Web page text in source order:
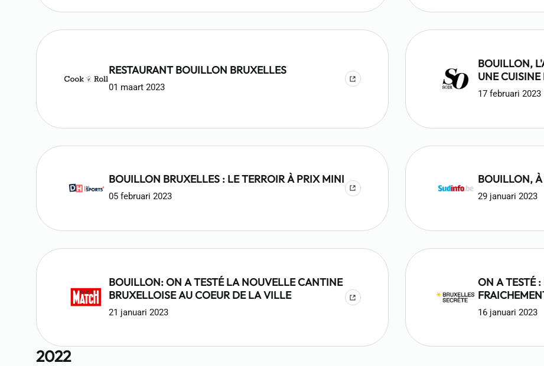
RESTAURANT BOUILLON BRUXELLES
01 maart 2023
BOUILLON,
UNE
COEUR DE
17 februari 2023
BOUILLON BRUXELLES : LE TERROIR À PRIX MINI
05 februari 2023
BOUILLON,
29 januari 2023
BOUILLON: ON A TESTÉ LA NOUVELLE CANTINE
BRUXELLOISE AU COEUR DE LA VILLE
21 januari 2023
ON A TESTÉ
16 januari 2023
2022